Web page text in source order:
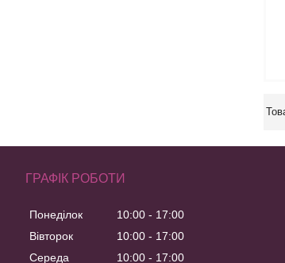
ГРАФІК РОБОТИ
Понеділок 10:00
17:00
Вівторок
10:00
17:00
Середа
10:00
17:00